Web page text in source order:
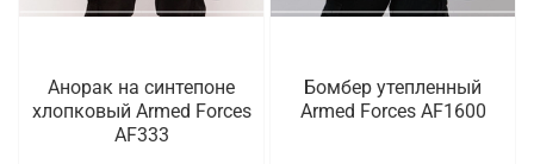
Анорак на синтепоне
хлопковый Armed Forces
AF333
Бомбер утепленный
Armed Forces AF1600